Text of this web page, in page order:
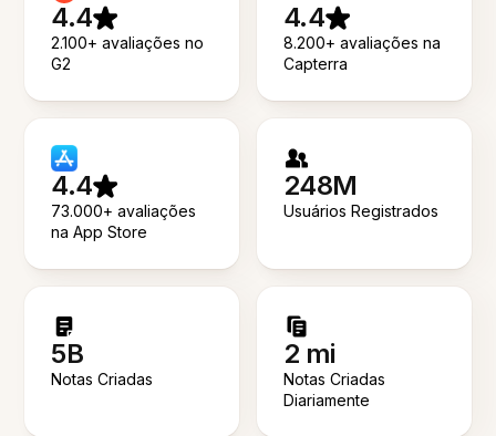
4.4
2.100+ avaliações no
G2
4.4
8.200+ avaliações na
Capterra
4.4
73.000+ avaliações
na App Store
248M
Usuários Registrados
5B
Notas Criadas
2 mi
Notas Criadas
Diariamente